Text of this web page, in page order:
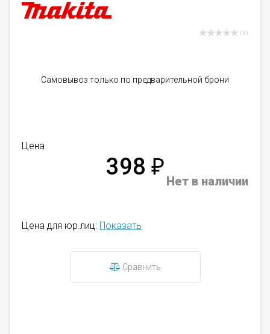
( 0 )
Самовывоз только по предварительной брони
Цена
398 ₽
Нет в наличии
Цена для юр.лиц: Показать
Сравнить